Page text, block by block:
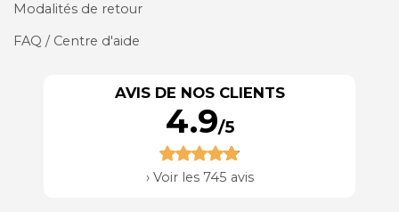
Modalités de retour
FAQ / Centre d'aide
AVIS DE NOS CLIENTS
4.9/5
› Voir les 745 avis